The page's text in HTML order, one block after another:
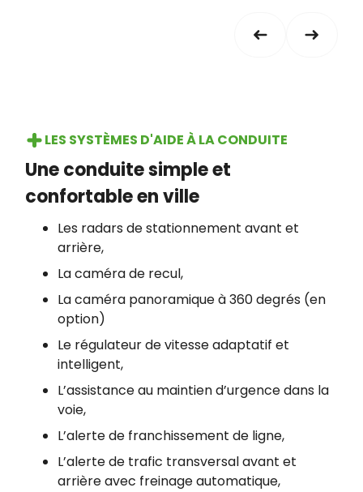
LES SYSTÈMES D'AIDE À LA CONDUITE
Une conduite simple et
confortable en ville
Les radars de stationnement avant et
arrière,
La caméra de recul,
La caméra panoramique à 360 degrés (en
option)
Le régulateur de vitesse adaptatif et
intelligent,
L’assistance au maintien d’urgence dans la
voie,
L’alerte de franchissement de ligne,
L’alerte de trafic transversal avant et
arrière avec freinage automatique,